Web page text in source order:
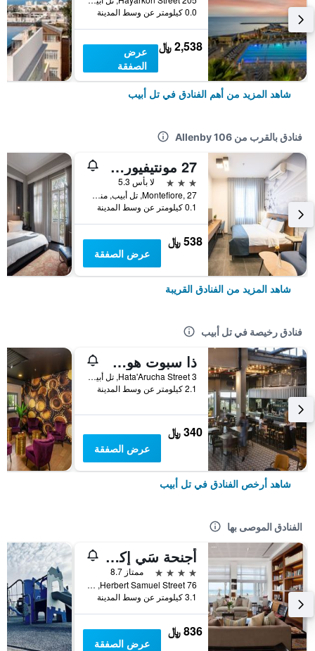
0.0 كيلومتر عن وسط المدينة
2,538 ﷼
عرض
الصفقة
شاهد المزيد من أهم الفنادق في تل أبيب
فنادق بالقرب من Allenby 106
27 مونتيفيورت تفٕلفي
3 نجوم
لا بأس 5.3
Montefiore, 27, تل أبيب, منطقة متروبوليتان تل أبيب, اسرائيل
0.1 كيلومتر عن وسط المدينة
538 ﷼
عرض الصفقة
شاهد المزيد من الفنادق القريبة
فنادق رخيصة في تل أبيب
ذا سبوت هوستل
3 Hata'Arucha Street, تل أبيب, منطقة متروبوليتان تل أبيب, اسرائيل
2.1 كيلومتر عن وسط المدينة
340 ﷼
عرض الصفقة
شاهد أرخص الفنادق في تل أبيب
الفنادق الموصى بها
أجنحة سَي إكسكيوتيف
4 نجوم
ممتاز 8.7
76 Herbert Samuel Street, تل أبيب, منطقة متروبوليتان تل أبيب, اسرائيل
3.1 كيلومتر عن وسط المدينة
836 ﷼
عرض الصفقة